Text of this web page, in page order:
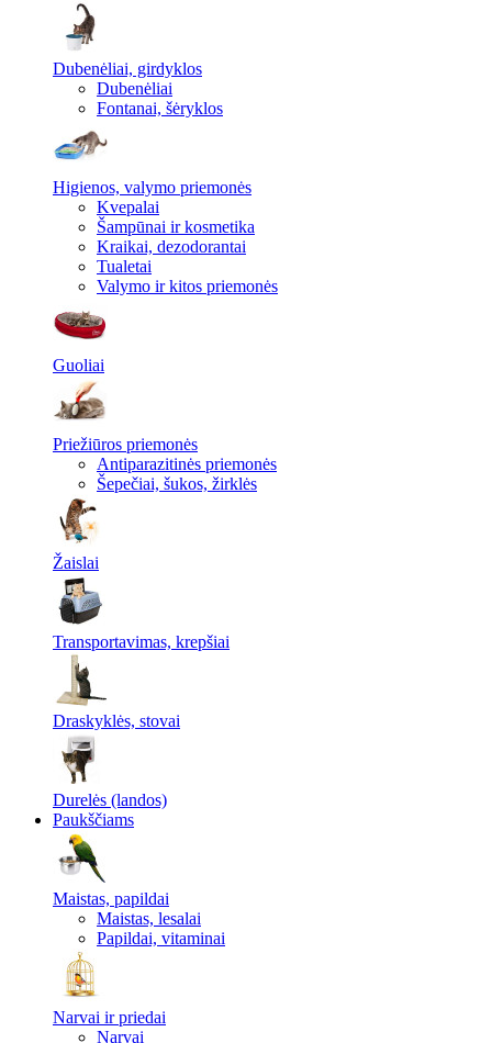
Dubenėliai, girdyklos
Dubenėliai
Fontanai, šėryklos
Higienos, valymo priemonės
Kvepalai
Šampūnai ir kosmetika
Kraikai, dezodorantai
Tualetai
Valymo ir kitos priemonės
Guoliai
Priežiūros priemonės
Antiparazitinės priemonės
Šepečiai, šukos, žirklės
Žaislai
Transportavimas, krepšiai
Draskyklės, stovai
Durelės (landos)
Paukščiams
Maistas, papildai
Maistas, lesalai
Papildai, vitaminai
Narvai ir priedai
Narvai